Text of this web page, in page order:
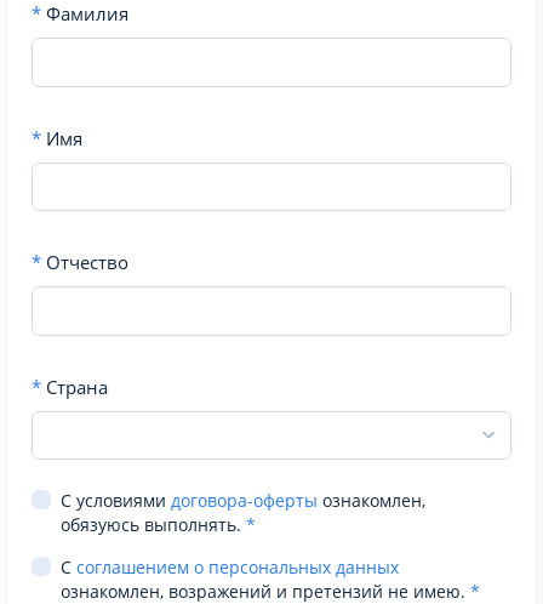
* Фамилия
* Имя
* Отчество
* Страна
С условиями договора-оферты ознакомлен,
обязуюсь выполнять. *
С соглашением о персональных данных
ознакомлен, возражений и претензий не имею. *